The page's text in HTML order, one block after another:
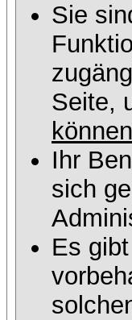
Sie
Seite,
Ihr
sich
Es